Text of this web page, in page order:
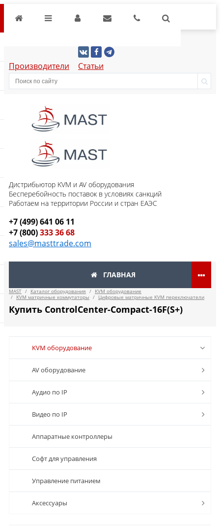
Производители Статьи
Дистрибьютор KVM и AV оборудования
Бесперебойность поставок в условиях санкций
Работаем на территории России и стран ЕАЭС
+7 (499) 641 06 11
+7 (800)333 36 68
sales@masttrade.com
ГЛАВНАЯ
MAST / Каталог оборудования /
KVM оборудование
/
KVM матричные коммутаторы / Цифровые матричные KVM переключатели
Купить ControlCenter-Compact-16F(S+)
KVM оборудование
AV оборудование
Аудио по IP
Видео по IP
Аппаратные контроллеры
Софт для управления
Управление питанием
Аксессуары